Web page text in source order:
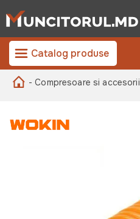
Catalog produse
- Compresoare si accesorii